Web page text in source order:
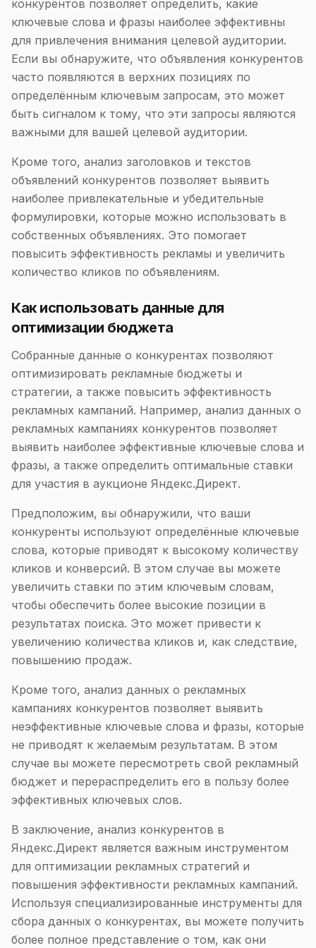
конкурентов позволяет определить, какие
ключевые слова и фразы наиболее эффективны
для привлечения внимания целевой аудитории.
Если вы обнаружите, что объявления конкурентов
часто появляются в верхних позициях по
определённым ключевым запросам, это может
быть сигналом к тому, что эти запросы являются
важными для вашей целевой аудитории.
Кроме того, анализ заголовков и текстов
объявлений конкурентов позволяет выявить
наиболее привлекательные и убедительные
формулировки, которые можно использовать в
собственных объявлениях. Это помогает
повысить эффективность рекламы и увеличить
количество кликов по объявлениям.
Как использовать данные для
оптимизации бюджета
Собранные данные о конкурентах позволяют
оптимизировать рекламные бюджеты и
стратегии, а также повысить эффективность
рекламных кампаний. Например, анализ данных о
рекламных кампаниях конкурентов позволяет
выявить наиболее эффективные ключевые слова и
фразы, а также определить оптимальные ставки
для участия в аукционе Яндекс.Директ.
Предположим, вы обнаружили, что ваши
конкуренты используют определённые ключевые
слова, которые приводят к высокому количеству
кликов и конверсий. В этом случае вы можете
увеличить ставки по этим ключевым словам,
чтобы обеспечить более высокие позиции в
результатах поиска. Это может привести к
увеличению количества кликов и, как следствие,
повышению продаж.
Кроме того, анализ данных о рекламных
кампаниях конкурентов позволяет выявить
неэффективные ключевые слова и фразы, которые
не приводят к желаемым результатам. В этом
случае вы можете пересмотреть свой рекламный
бюджет и перераспределить его в пользу более
эффективных ключевых слов.
В заключение, анализ конкурентов в
Яндекс.Директ является важным инструментом
для оптимизации рекламных стратегий и
повышения эффективности рекламных кампаний.
Используя специализированные инструменты для
сбора данных о конкурентах, вы можете получить
более полное представление о том, как они